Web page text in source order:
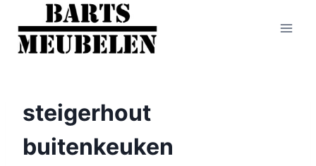
Doorgaan
naar
inhoud
steigerhout
buitenkeuken